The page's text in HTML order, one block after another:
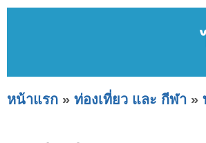
หน้าแรก » ท่องเที่ยว และ กีฬา »